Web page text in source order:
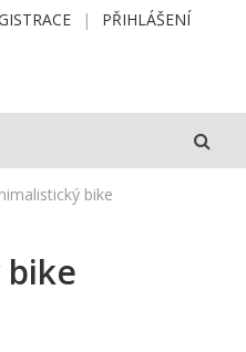
PŘIHLÁŠENÍ
bike